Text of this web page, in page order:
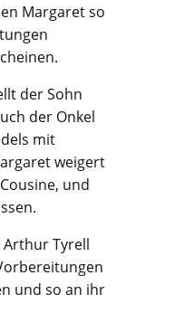
Margaret so
der Sohn
der Onkel
mit
weigert
und
Arthur Tyrell
und so an ihr